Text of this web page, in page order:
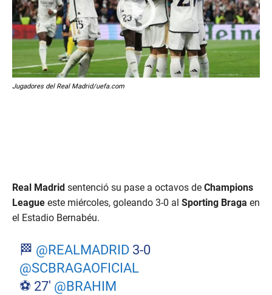
Jugadores del Real Madrid/uefa.com
Real Madrid sentenció su pase a octavos de Champions
League este miércoles, goleando 3-0 al Sporting Braga en
el Estadio Bernabéu.
🏁 @REALMADRID 3-0
@SCBRAGAOFICIAL
⚽ 27' @BRAHIM